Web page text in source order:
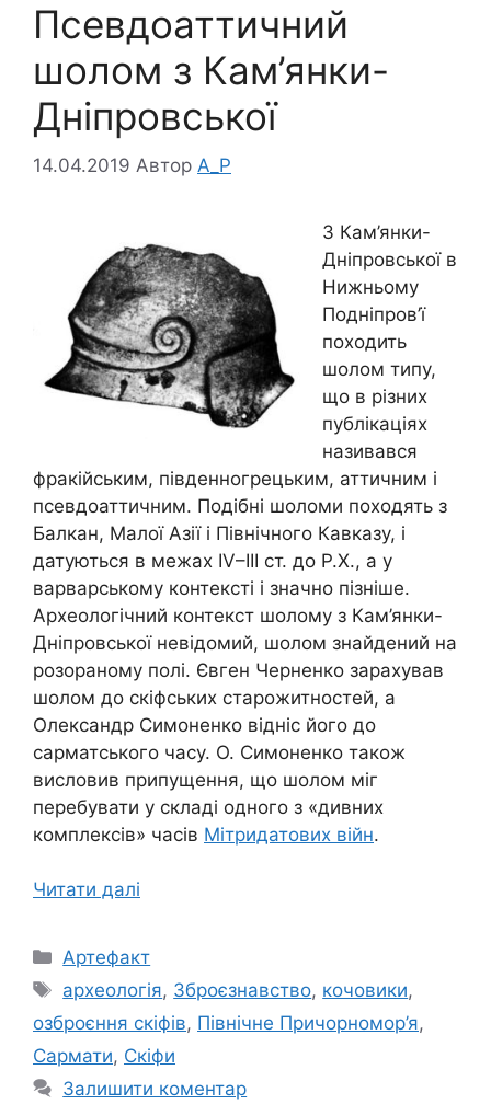
Псевдоаттичний
шолом з Кам’янки-
Дніпровської
14.04.2019 Автор A_P
З Кам’янки-
Дніпровської в
Нижньому
Подніпров’ї
походить
шолом типу,
що в різних
публікаціях
називався
фракійським, південногрецьким, аттичним і
псевдоаттичним. Подібні шоломи походять з
Балкан, Малої Азії і Північного Кавказу, і
датуються в межах IV–III ст. до Р.Х., а у
варварському контексті і значно пізніше.
Археологічний контекст шолому з Кам’янки-
Дніпровської невідомий, шолом знайдений на
розораному полі. Євген Черненко зарахував
шолом до скіфських старожитностей, а
Олександр Симоненко відніс його до
сарматського часу. О. Симоненко також
висловив припущення, що шолом міг
перебувати у складі одного з «дивних
комплексів» часів Мітридатових війн.
Читати далі
Категорії
Артефакт
Позначки
археологія, Зброєзнавство, кочовики,
озброєння скіфів, Північне Причорномор’я,
Сармати, Скіфи
Залишити коментар